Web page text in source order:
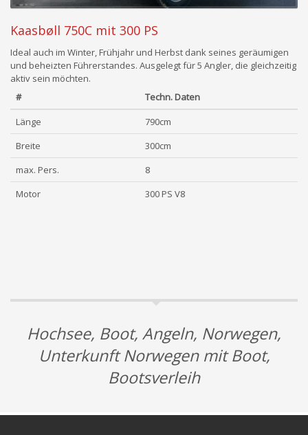
Kaasbøll 750C mit 300 PS
Ideal auch im Winter, Frühjahr und Herbst dank seines geräumigen
und beheizten Führerstandes. Ausgelegt für 5 Angler, die gleichzeitig
aktiv sein möchten.
#
Techn. Daten
Länge
790cm
Breite
300cm
max. Pers.
8
Motor
300 PS V8
Hochsee, Boot, Angeln, Norwegen,
Unterkunft Norwegen mit Boot,
Bootsverleih